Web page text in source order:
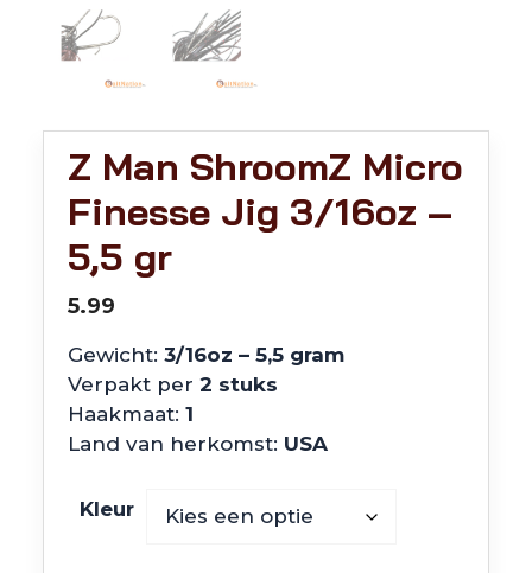
Z Man ShroomZ Micro
Finesse Jig 3/16oz –
5,5 gr
5.99
Gewicht: 3/16oz – 5,5 gram
Verpakt per 2 stuks
Haakmaat: 1
Land van herkomst: USA
Kleur